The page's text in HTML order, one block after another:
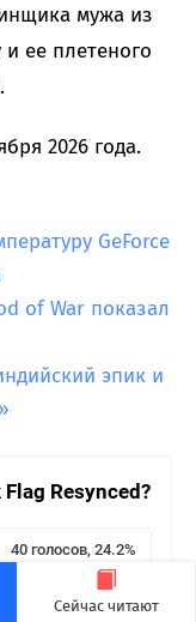
Сейчас читают
мужа из
ее плетеного
2026 года.
GeForce
of War показал
эпик и
Resynced?
40 голосов, 24.2%
51 голос, 30.9%